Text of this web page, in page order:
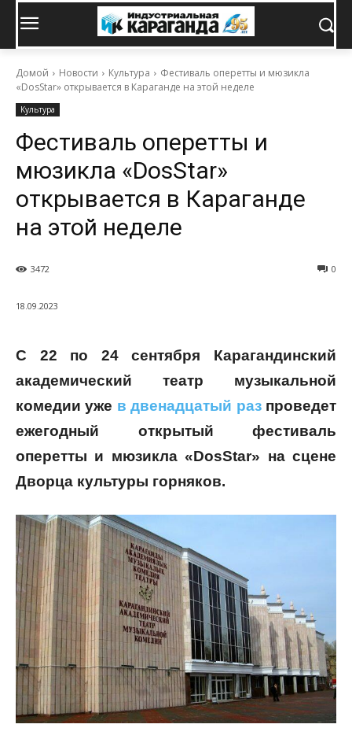
Домой Новости Культура
Фестиваль оперетты и мюзикла
«DosStar» открывается в Караганде на этой неделе
Культура
Фестиваль оперетты и
мюзикла «DosStar»
открывается в Караганде
на этой неделе
0
3472
18.09.2023
С 22 по 24 сентября Карагандинский
академический театр музыкальной
комедии уже в двенадцатый разпроведет
ежегодный открытый фестиваль
оперетты и мюзикла «DosStar» на сцене
Дворца культуры горняков.